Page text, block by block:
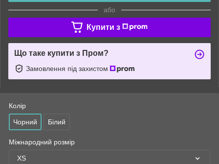
або
Купити з
Що таке купити з Пром?
Замовлення під захистом
Колір
Чорний Білий
Міжнародний розмір
XS